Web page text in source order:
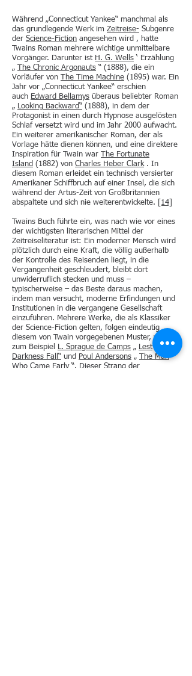
Während „Connecticut Yankee“ manchmal als
das grundlegende Werk im Zeitreise- Subgenre
der Science-Fiction angesehen wird , hatte
Twains Roman mehrere wichtige unmittelbare
Vorgänger. Darunter ist H. G. Wells ‘ Erzählung
„ The Chronic Argonauts “ (1888), die ein
Vorläufer von The Time Machine (1895) war. Ein
Jahr vor „Connecticut Yankee“ erschien
auch Edward Bellamys überaus beliebter Roman
„ Looking Backward“ (1888), in dem der
Protagonist in einen durch Hypnose ausgelösten
Schlaf versetzt wird und im Jahr 2000 aufwacht.
Ein weiterer amerikanischer Roman, der als
Vorlage hätte dienen können, und eine direktere
Inspiration für Twain war The Fortunate
Island (1882) von Charles Heber Clark. In
diesem Roman erleidet ein technisch versierter
Amerikaner Schiffbruch auf einer Insel, die sich
während der Artus-Zeit von Großbritannien
abspaltete und sich nie weiterentwickelte.
[14]
Twains Buch führte ein, was nach wie vor eines
der wichtigsten literarischen Mittel der
Zeitreiseliteratur ist: Ein moderner Mensch wird
plötzlich durch eine Kraft, die völlig außerhalb
der Kontrolle des Reisenden liegt, in die
Vergangenheit geschleudert, bleibt dort
unwiderruflich stecken und muss –
typischerweise – das Beste daraus machen,
indem man versucht, moderne Erfindungen und
Institutionen in die vergangene Gesellschaft
einzuführen. Mehrere Werke, die als Klassiker
der Science-Fiction gelten, folgen eindeutig
diesem von Twain vorgegebenen Muster, wie
zum Beispiel
L. Sprague de Camps „ Lest
Darkness Fall“ und Poul Andersons „ The Man
Who Came Early“. Dieser Strang der